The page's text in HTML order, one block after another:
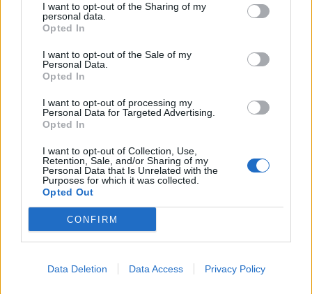
I want to opt-out of the Sharing of my
personal data.
Opted In
I want to opt-out of the Sale of my
Personal Data.
Opted In
I want to opt-out of processing my
Personal Data for Targeted Advertising.
Opted In
I want to opt-out of Collection, Use,
Retention, Sale, and/or Sharing of my
Personal Data that Is Unrelated with the
Purposes for which it was collected.
Opted Out
CONFIRM
Data Deletion Data Access Privacy Policy
νερό, άλλα αφεψήματα. Ούτε λόγος, φυσικά, για
αλκοόλ(πρέπει να το αποφεύγετε εντελώς).
πολλή ζάχαρηεπίσης δεν βοηθάει, διότι
ευνοεί την φλεγμονή στο σώμα. Μπορεί επίσης
να επηρεάσει αρνητικά την αντίδραση του
ανοσοποιητικού συστήματος.
σώμα σας προσπαθεί να καταπολεμήσει μια
λοίμωξη και δεν διαθέτει περίσσεια ενέργειας
για την πέψη.
Επειδή, πάντως, κάθε ασθενής είναι ξεχωριστή
περίπτωση,πριν ακολουθήσετε οποιαδήποτε